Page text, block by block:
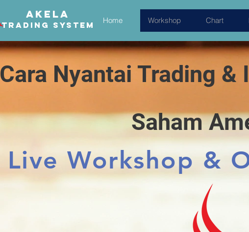
AKELA
TRADING SYSTEM Home Workshop Chart
Cara Nyantai Trading &
Saham
Live Workshop &